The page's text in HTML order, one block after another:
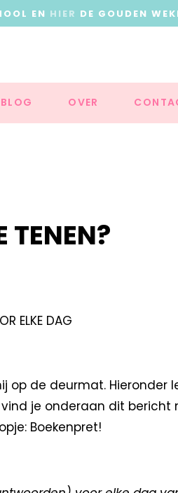
EN HIER DE GOUDEN
BLOG OVER
TENEN?
ELKE DAG
op de deurmat. Hieronder
je onderaan dit bericht
Boekenpret!